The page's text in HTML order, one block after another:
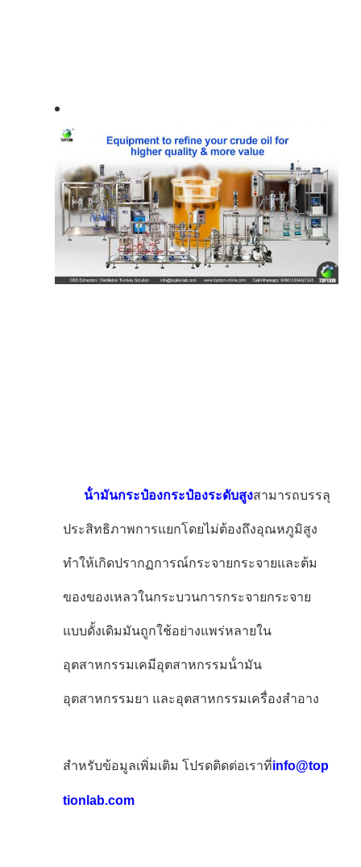
น้ํามันกระป๋องกระป๋องระดับสูงสามารถบรรลุ
ประสิทธิภาพการแยกโดยไม่ต้องถึงอุณหภูมิสูง
ทําให้เกิดปรากฏการณ์กระจายกระจายและต้ม
ของของเหลวในกระบวนการกระจายกระจาย
แบบดั้งเดิมมันถูกใช้อย่างแพร่หลายใน
อุตสาหกรรมเคมีอุตสาหกรรมน้ํามัน
อุตสาหกรรมยา และอุตสาหกรรมเครื่องสําอาง
สําหรับข้อมูลเพิ่มเติม โปรดติดต่อเราที่info@top
tionlab.com